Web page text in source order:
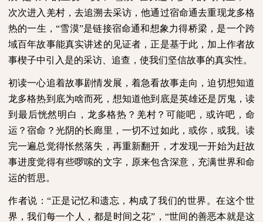
次次进入羌村，去追溯去采访，他通过宿命通去重现龙多格
热的一生，“雪漠”是链接宿命通和想象力得桥梁，是一个跨
域百年故事能真实讲述的见证者，正是基于此，加上作者故
事楔子中引入是的采访、追查，使我们坚信故事的真实性。
初读一心追着故事剧情发展，着急看故事走向，迫切想知道
龙多格热到底为啥而死，想知道他到底是英雄还是厉鬼，读
到最后恍然明白，龙多格热？羌村？可能吧，或许吧，命
运？宿命？光阴的长廊里，一切不过如此，或你，或我。读
完一遍总觉得怅然落失，再重新翻开，才发现一开始为赶故
事进度觉得有些啰嗦的文字，原来包含深意，充满世界和命
运的哲思。
作者说：“正是记忆和遗忘，构成了我们的世界。在这个世
界，我们每一个人，都是时间之花”，“世间的善恶本就是这